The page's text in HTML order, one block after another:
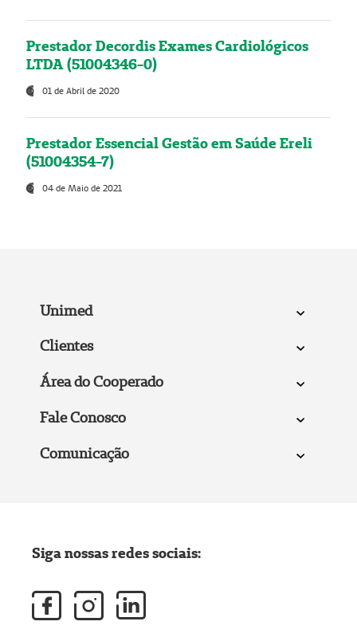
Prestador Decordis Exames Cardiológicos
LTDA (51004346-0)
01 de Abril de 2020
Prestador Essencial Gestão em Saúde Ereli
(51004354-7)
04 de Maio de 2021
Unimed
Clientes
Área do Cooperado
Fale Conosco
Comunicação
Siga nossas redes sociais: